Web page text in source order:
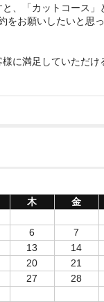
、「カットコース
お願いしたいと思
に満足していただ
木 金
6 7
13 14
20 21
27 28